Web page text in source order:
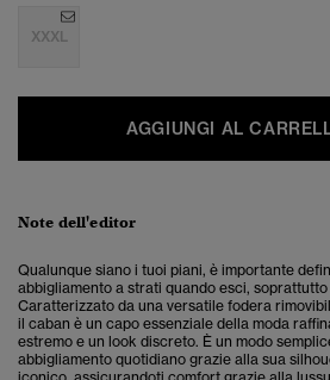
XXXL
AGGIUNGI AL
Note dell'editor
Qualunque siano i tuoi piani, è importante
abbigliamento a strati quando esci,
Caratterizzato da una versatile fodera
il caban è un capo essenziale della moda
estremo e un look discreto. È un modo
abbigliamento quotidiano grazie alla sua